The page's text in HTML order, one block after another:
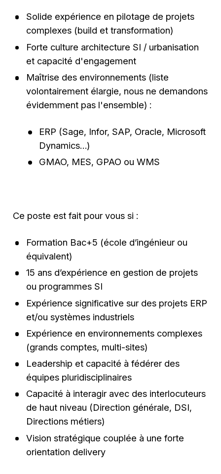
Solide expérience en pilotage de projets
complexes (build et transformation)
Forte culture architecture SI / urbanisation
et capacité d'engagement
Maîtrise des environnements (liste
volontairement élargie, nous ne demandons
évidemment pas l'ensemble) :
ERP (Sage, Infor, SAP, Oracle, Microsoft
Dynamics…)
GMAO, MES, GPAO ou WMS
Ce poste est fait pour vous si :
Formation Bac+5 (école d’ingénieur ou
équivalent)
15 ans d’expérience en gestion de projets
ou programmes SI
Expérience significative sur des projets ERP
et/ou systèmes industriels
Expérience en environnements complexes
(grands comptes, multi-sites)
Leadership et capacité à fédérer des
équipes pluridisciplinaires
Capacité à interagir avec des interlocuteurs
de haut niveau (Direction générale, DSI,
Directions métiers)
Vision stratégique couplée à une forte
orientation delivery